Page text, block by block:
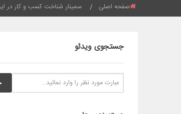
Current:
سمینار شناخت کسب و کار در صفحه اصلی
جستجوی ویدئو